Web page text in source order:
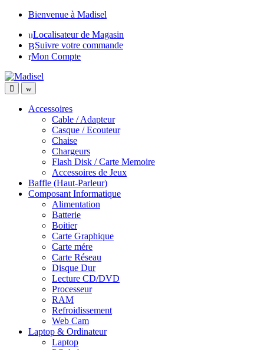
Skip
navigation
Skip
content
Bienvenue à Madisel
Localisateur de Magasin
Suivre votre commande
Mon Compte
Accessoires
Cable / Adapteur
Casque / Ecouteur
Chaise
Chargeurs
Flash Disk / Carte Memoire
Accessoires de Jeux
Baffle (Haut-Parleur)
Composant Informatique
Alimentation
Batterie
Boitier
Carte Graphique
Carte mére
Carte Réseau
Disque Dur
Lecture CD/DVD
Processeur
RAM
Refroidissement
Web Cam
Laptop & Ordinateur
Laptop